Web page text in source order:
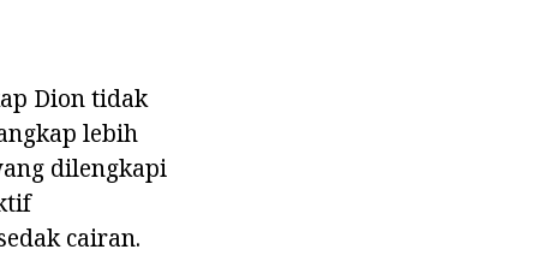
Dion tidak
lebih
dilengkapi
cairan.